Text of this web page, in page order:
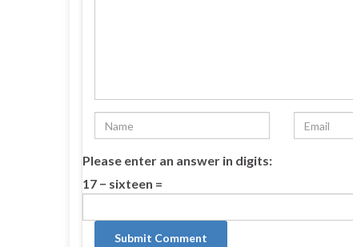
Please enter an answer in digits:
17 − sixteen =